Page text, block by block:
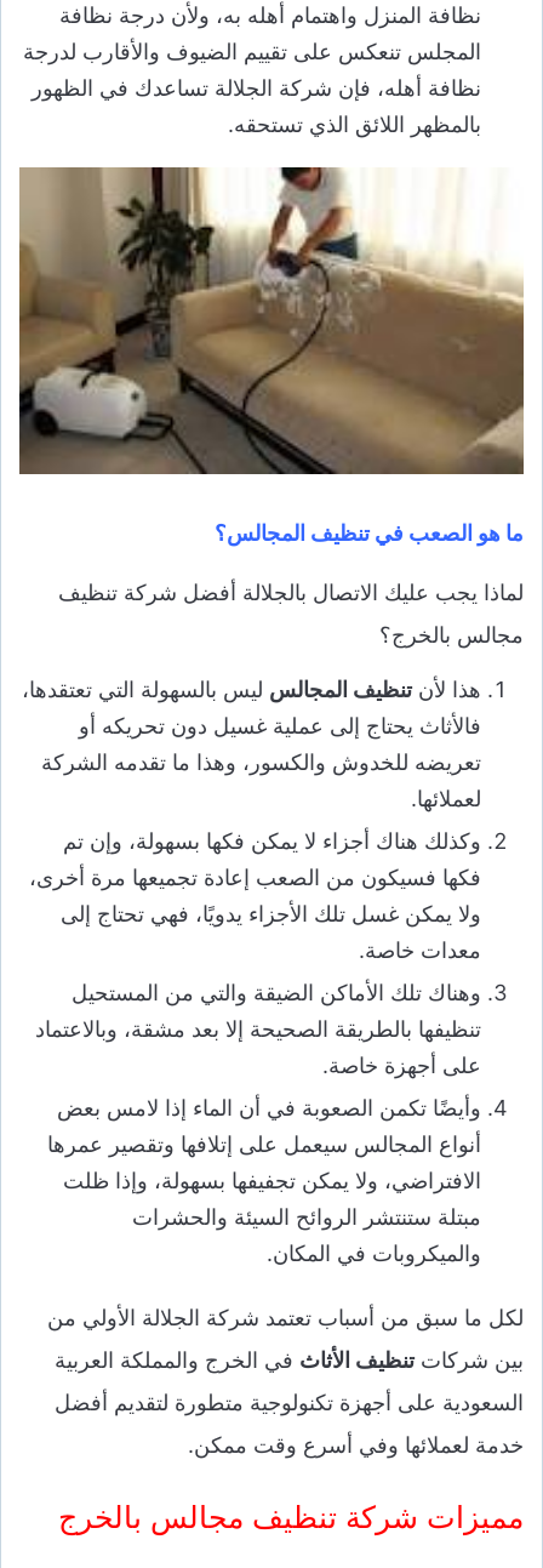
نظافة المنزل واهتمام أهله به، ولأن درجة نظافة
المجلس تنعكس على تقييم الضيوف والأقارب لدرجة
نظافة أهله، فإن شركة الجلالة تساعدك في الظهور
بالمظهر اللائق الذي تستحقه.
ما هو الصعب في تنظيف المجالس؟
لماذا يجب عليك الاتصال بالجلالة أفضل شركة تنظيف
مجالس بالخرج؟
هذا لأنتنظيف المجالس ليس بالسهولة التي تعتقدها،
فالأثاث يحتاج إلى عملية غسيل دون تحريكه أو
تعريضه للخدوش والكسور، وهذا ما تقدمه الشركة
لعملائها.
وكذلك هناك أجزاء لا يمكن فكها بسهولة، وإن تم
فكها فسيكون من الصعب إعادة تجميعها مرة أخرى،
ولا يمكن غسل تلك الأجزاء يدويًا، فهي تحتاج إلى
معدات خاصة.
وهناك تلك الأماكن الضيقة والتي من المستحيل
تنظيفها بالطريقة الصحيحة إلا بعد مشقة، وبالاعتماد
على أجهزة خاصة.
وأيضًا تكمن الصعوبة في أن الماء إذا لامس بعض
أنواع المجالس سيعمل على إتلافها وتقصير عمرها
الافتراضي، ولا يمكن تجفيفها بسهولة، وإذا ظلت
مبتلة ستنتشر الروائح السيئة والحشرات
والميكروبات في المكان.
لكل ما سبق من أسباب تعتمد شركة الجلالة الأولي من
بين شركاتتنظيف الأثاث في الخرج والمملكة العربية
السعودية على أجهزة تكنولوجية متطورة لتقديم أفضل
خدمة لعملائها وفي أسرع وقت ممكن.
مميزات شركة تنظيف مجالس بالخرج